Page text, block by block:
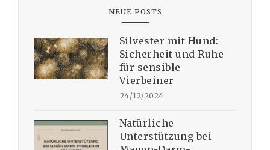
NEUE POSTS
Silvester mit Hund:
Sicherheit und Ruhe
für sensible
Vierbeiner
24/12/2024
Natürliche
Unterstützung bei